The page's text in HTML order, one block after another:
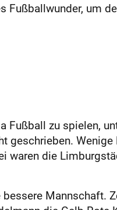
Fußballwunder, um
Fußball zu spielen,
geschrieben. Wenige
waren die
Mannschaft.